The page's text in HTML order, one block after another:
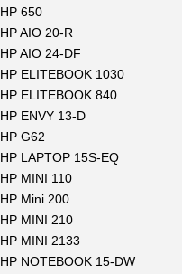
HP 650
HP AIO 20-R
HP AIO 24-DF
HP ELITEBOOK 1030
HP ELITEBOOK 840
HP ENVY 13-D
HP G62
HP LAPTOP 15S-EQ
HP MINI 110
HP Mini 200
HP MINI 210
HP MINI 2133
HP NOTEBOOK 15-DW